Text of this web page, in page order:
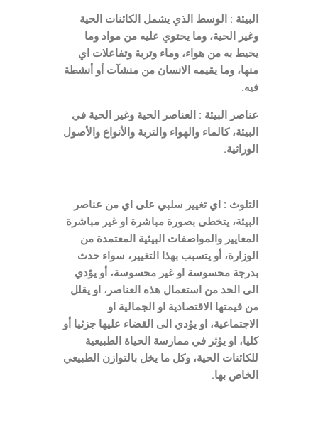
البيئة : الوسط الذي يشمل الكائنات الحية
وغير الحية، وما يحتوي عليه من مواد وما
يحيط به من هواء، وماء وتربة وتفاعلات اي
منها، وما يقيمه الانسان من منشآت أو أنشطة
فيه.
عناصر البيئة : العناصر الحية وغير الحية في
البيئة، كالماء والهواء والتربة والأنواع والأصول
الوراثية.
التلوث : اي تغيير سلبي على اي من عناصر
البيئة، يتخطى بصورة مباشرة او غير مباشرة
المعايير والمواصفات البيئية المعتمدة من
الوزارة، أو يتسبب بهذا التغيير، سواء حدث
بدرجة محسوسة او غير محسوسة، أو يؤدي
الى الحد من استعمال هذه العناصر، او يقلل
من قيمتها الاقتصادية او الجمالية او
الاجتماعية، او يؤدي الى القضاء عليها جزئيا أو
كليا، او يؤثر في ممارسة الحياة الطبيعية
للكائنات الحية، وكل ما يخل بالتوازن الطبيعي
الخاص بها.